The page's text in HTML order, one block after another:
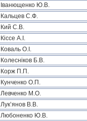
Іванющенко Ю.В.
Кальцев С.Ф.
Кий С.В.
Кіссе А.І.
Коваль О.І.
Колесніков Б.В.
Корж П.П.
Кунченко О.П.
Левченко М.О.
Лук’янов В.В.
Любоненко Ю.В.